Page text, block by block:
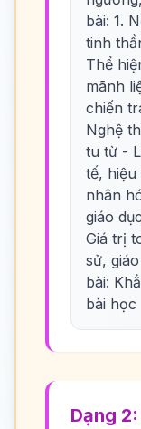
bài: 1.
tinh
Thể
mãnh
chiến
Nghệ
tu từ -
tế, hiệu
nhân
giáo
Giá trị
sử,
bài:
bài học
Dạng